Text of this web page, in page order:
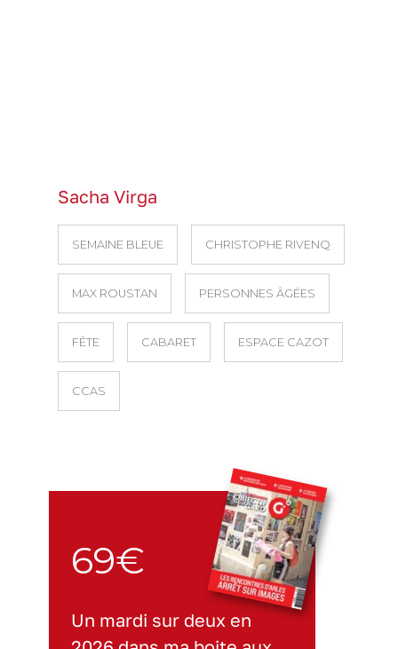
Sacha Virga
SEMAINE BLEUE CHRISTOPHE RIVENQ
MAX ROUSTAN PERSONNES ÂGÉES
FÊTE CABARET ESPACE CAZOT
CCAS
69€
Un mardi sur deux en